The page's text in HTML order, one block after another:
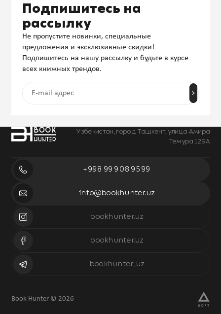
Узбекистан, город Ташкент, улица Амира
Темура 129А
+998 99 908 95 99
info@bookhunter.uz
bookhunter.uz
bookhunter.uz
bookhunter_uz
Подпишитесь на
рассылку
Не пропустите новинки, специальные
предложения и эксклюзивные скидки!
Подпишитесь на нашу рассылку и будьте в курсе
всех книжных трендов.
Book Hunter © 2026